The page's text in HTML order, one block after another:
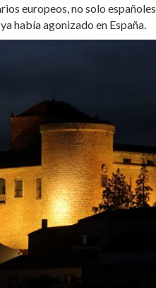
europeos, no solo
había agonizado en España.